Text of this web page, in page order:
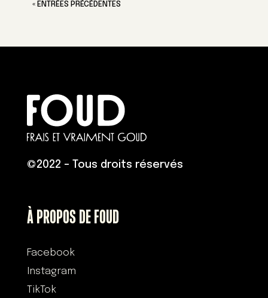
« ENTRÉES PRÉCÉDENTES
©2022 – Tous droits réservés
À PROPOS DE FOUD
Facebook
Instagram
TikTok